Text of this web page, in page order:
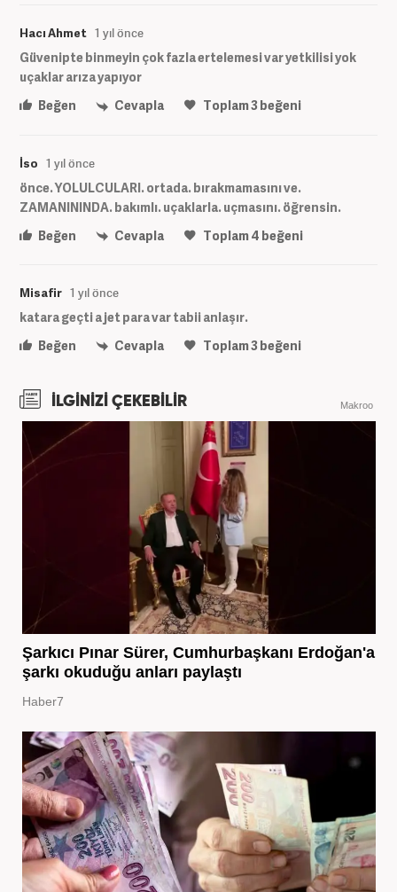
Hacı Ahmet 1 yıl önce
Güvenipte binmeyin çok fazla ertelemesi var yetkilisi yok
uçaklar arıza yapıyor
Beğen
Cevapla Toplam3beğeni
İso 1 yıl önce
önce. YOLULCULARI. ortada. bırakmamasını ve.
ZAMANININDA. bakımlı. uçaklarla. uçmasını. öğrensin.
Beğen
Cevapla Toplam4 beğeni
Misafir 1 yıl önce
katara geçti a jet para var tabii anlaşır.
Beğen
Cevapla Toplam3beğeni
İLGİNİZİ ÇEKEBİLİR Makroo
Şarkıcı Pınar Sürer, Cumhurbaşkanı Erdoğan'a
şarkı okuduğu anları paylaştı
Haber7